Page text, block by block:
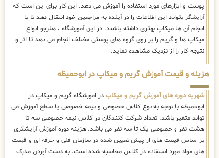
پوست و ابزارهای مورد استفاده را آموزش می دهد. این کار برای این است که
آرایشگر بتواند این اطلاعات را در آینده به مراجعین خود انتقال دهد تا با
انجام آن ها میکاپ بهتری داشته باشند. در این آموزشگاه ، هنرجو انواع
میکاپ ها و گریم را بر روی گروه های پوستی مختلف انجام می دهد تا اثر و
نتیجه کار را از نزدیک مشاهده نماید.
هزینه و قیمت آموزش گریم و میکاپ در ابوحمیظه
شهریه دوره های آموزش گریم و میکاپ در اموزشگاه گریم و میکاپ در
ابوحمیظه با توجه به نوع کلاس خصوصی و نیمه خصوصی یا سطح آموزش می
تواند متغیر باشد. تعداد شرکت کنندگان در کلاس نیمه خصوصی سه تا
هشت نفر و خصوصی یک تا سه نفر می باشد. هزینه دوره آموزش آرایشگری
بر اساس قیمت های از پیش تعیین شده در سازمان فنی و حرفه ای و قیمت
های مواد مورد استفاده در کلاس محاسبه شده است. به دست آوردن مدرک